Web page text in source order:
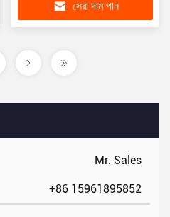
Mr. Sales
+86 15961895852
সেরা দাম পান